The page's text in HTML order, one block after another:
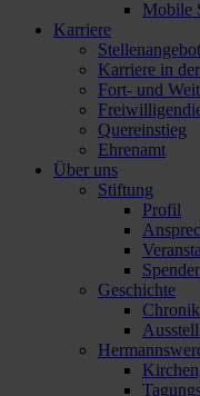
Mobile
Karriere
Karriere in
Fort- und
Quereinstieg
Ehrenamt
Über uns
Stiftung
Profil
Geschichte
Chronik